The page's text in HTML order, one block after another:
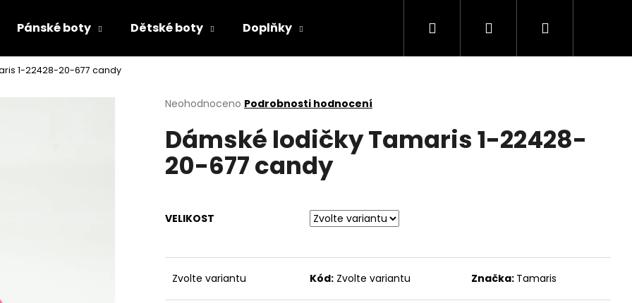
Pánské boty Dětské boty Doplňky Hledat PřihlášeníNákupní
1-22428-20-677 candy
Průměrné
produktu
je
0,0
z
Neohodnoceno Podrobnosti hodnocení
Dámské lodičky Tamaris 1-22428-
20-677 candy
VELIKOST
Zvolte variantu Kód: Zvolte variantu Značka: Tamaris
Co potřebujete najít?
HLEDAT